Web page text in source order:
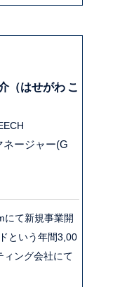
（はせがわ こ
ネージャー(G
て新規事業開
という年間3,00
ィング会社にて